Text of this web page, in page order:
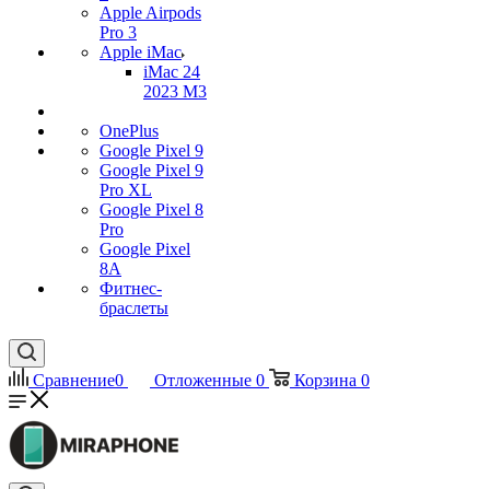
Apple Airpods
Pro 3
Apple iMac
iMac 24
2023 M3
OnePlus
Google Pixel 9
Google Pixel 9
Pro XL
Google Pixel 8
Pro
Google Pixel
8A
Фитнес-
браслеты
Сравнение0 Отложенные 0 Корзина 0